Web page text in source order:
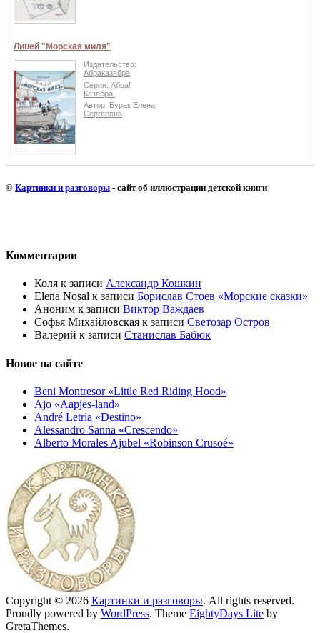
Лицей "Морская миля"
Издательство:
Абраказябра
Серия: Абра!
Казябра!
Автор: Бурак Елена
Сергеевна
© Картинки и разговоры - сайт об иллюстрации детской книги
Комментарии
Коля к записи Александр Кошкин
Elena Nosal к записи Борислав Стоев «Морские сказки»
Аноним к записи Виктор Важдаев
Софья Михайловская к записи Светозар Остров
Валерий к записи Станислав Бабюк
Новое на сайте
Beni Montresor «Little Red Riding Hood»
Ajo «Aapjes-land»
André Letria «Destino»
Alessandro Sanna «Crescendo»
Alberto Morales Ajubel «Robinson Crusoé»
Copyright © 2026 Картинки и разговоры. All rights reserved.
Proudly powered by WordPress. Theme EightyDays Lite by
GretaThemes.